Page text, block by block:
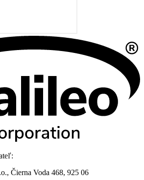
Čierna Voda 468, 925 06